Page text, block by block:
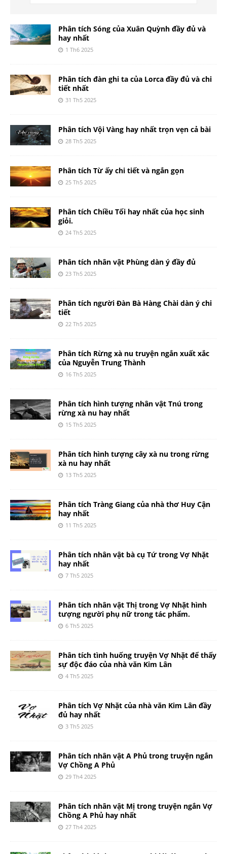
Phân tích Sóng của Xuân Quỳnh đầy đủ và
hay nhất
1 Th6 2025
Phân tích đàn ghi ta của Lorca đầy đủ và chi
tiết nhất
31 Th5 2025
Phân tích Vội Vàng hay nhất trọn vẹn cả bài
28 Th5 2025
Phân tích Từ ấy chi tiết và ngắn gọn
25 Th5 2025
Phân tích Chiều Tối hay nhất của học sinh
giỏi.
24 Th5 2025
Phân tích nhân vật Phùng dàn ý đầy đủ
23 Th5 2025
Phân tích người Đàn Bà Hàng Chài dàn ý chi
tiết
22 Th5 2025
Phân tích Rừng xà nu truyện ngắn xuất xắc
của Nguyễn Trung Thành
16 Th5 2025
Phân tích hình tượng nhân vật Tnú trong
rừng xà nu hay nhất
15 Th5 2025
Phân tích hình tượng cây xà nu trong rừng
xà nu hay nhất
13 Th5 2025
Phân tích Tràng Giang của nhà thơ Huy Cận
hay nhất
11 Th5 2025
Phân tích nhân vật bà cụ Tứ trong Vợ Nhặt
hay nhất
7 Th5 2025
Phân tích nhân vật Thị trong Vợ Nhặt hình
tượng người phụ nữ trong tác phẩm.
6 Th5 2025
Phân tích tình huống truyện Vợ Nhặt để thấy
sự độc đáo của nhà văn Kim Lân
4 Th5 2025
Phân tích Vợ Nhặt của nhà văn Kim Lân đầy
đủ hay nhất
3 Th5 2025
Phân tích nhân vật A Phủ trong truyện ngắn
Vợ Chồng A Phủ
29 Th4 2025
Phân tích nhân vật Mị trong truyện ngắn Vợ
Chồng A Phủ hay nhất
27 Th4 2025